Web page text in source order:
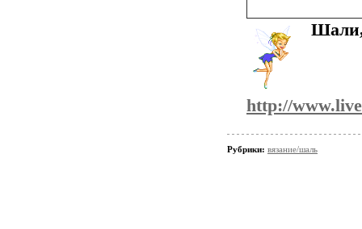
http://
Рубрики: вязание/шаль